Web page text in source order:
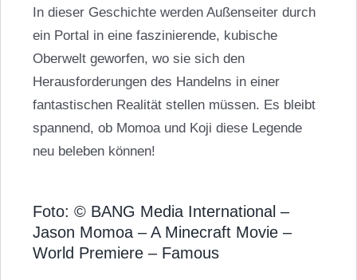
In dieser Geschichte werden Außenseiter durch
ein Portal in eine faszinierende, kubische
Oberwelt geworfen, wo sie sich den
Herausforderungen des Handelns in einer
fantastischen Realität stellen müssen. Es bleibt
spannend, ob Momoa und Koji diese Legende
neu beleben können!
Foto: © BANG Media International –
Jason Momoa – A Minecraft Movie –
World Premiere – Famous